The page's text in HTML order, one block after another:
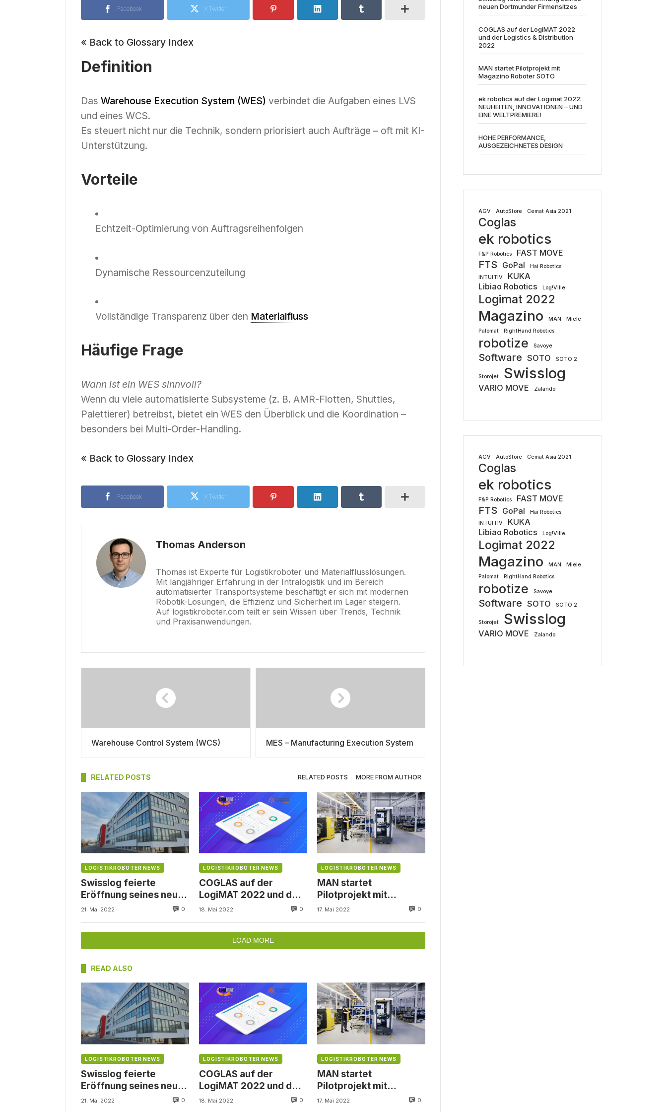
Facebook X Twitter
« Back to Glossary Index
Definition
Das Warehouse Execution System (WES) verbindet die Aufgaben eines LVS
und eines WCS.
Es steuert nicht nur die Technik, sondern priorisiert auch Aufträge – oft mit KI-
Unterstützung.
Vorteile
Echtzeit-Optimierung von Auftragsreihenfolgen
Dynamische Ressourcenzuteilung
Vollständige Transparenz über den Materialfluss
Häufige Frage
Wann ist ein WES sinnvoll?
Wenn du viele automatisierte Subsysteme (z. B. AMR-Flotten, Shuttles,
Palettierer) betreibst, bietet ein WES den Überblick und die Koordination –
besonders bei Multi-Order-Handling.
« Back to Glossary Index
Facebook X Twitter
Thomas Anderson
Thomas ist Experte für Logistikroboter und Materialflusslösungen.
Mit langjähriger Erfahrung in der Intralogistik und im Bereich
automatisierter Transportsysteme beschäftigt er sich mit modernen
Robotik-Lösungen, die Effizienz und Sicherheit im Lager steigern.
Auf logistikroboter.com teilt er sein Wissen über Trends, Technik
und Praxisanwendungen.
Warehouse Control System (WCS) MES – Manufacturing Execution System
RELATED POSTS RELATED POSTS MORE FROM AUTHOR
LOGISTIKROBOTER NEWS
Swisslog feierte
Eröffnung seines neuen
Dortmunder
21. Mai 2022 0
LOGISTIKROBOTER NEWS
COGLAS auf der
LogiMAT 2022 und der
Logistics & Distribution
18. Mai 2022 0
LOGISTIKROBOTER NEWS
MAN startet
Pilotprojekt mit
Magazino Roboter
17. Mai 2022 0
LOAD MORE
READ ALSO
LOGISTIKROBOTER NEWS
Swisslog feierte
Eröffnung seines neuen
Dortmunder
21. Mai 2022 0
LOGISTIKROBOTER NEWS
COGLAS auf der
LogiMAT 2022 und der
Logistics & Distribution
18. Mai 2022 0
LOGISTIKROBOTER NEWS
MAN startet
Pilotprojekt mit
Magazino Roboter
17. Mai 2022 0
neuen Dortmunder Firmensitzes
COGLAS auf der LogiMAT 2022
und der Logistics & Distribution
2022
MAN startet Pilotprojekt mit
Magazino Roboter SOTO
ek robotics auf der Logimat 2022:
NEUHEITEN, INNOVATIONEN – UND
EINE WELTPREMIERE!
HOHE PERFORMANCE,
AUSGEZEICHNETES DESIGN
AGV AutoStore Cemat Asia 2021
Coglas
ek robotics
F&P Robotics FAST MOVE
FTS GoPal
Hai Robotics
INTUITIV
KUKA
Libiao Robotics
Log!Ville
Logimat 2022
Magazino MAN
Miele
Palomat
RightHand Robotics
robotize Savoye
Software SOTO SOTO 2
Storojet Swisslog
VARIO MOVE Zalando
AGV AutoStore Cemat Asia 2021
Coglas
ek robotics
F&P Robotics FAST MOVE
FTS GoPal
Hai Robotics
INTUITIV
KUKA
Libiao Robotics
Log!Ville
Logimat 2022
Magazino MAN
Miele
Palomat
RightHand Robotics
robotize Savoye
Software SOTO SOTO 2
Storojet Swisslog
VARIO MOVE Zalando